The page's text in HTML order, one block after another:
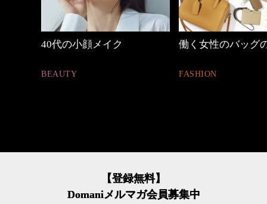
働く女性のバッグの中身
FASHION
心地よくいられる
【登録無料】
Domaniメルマガ会員募集中